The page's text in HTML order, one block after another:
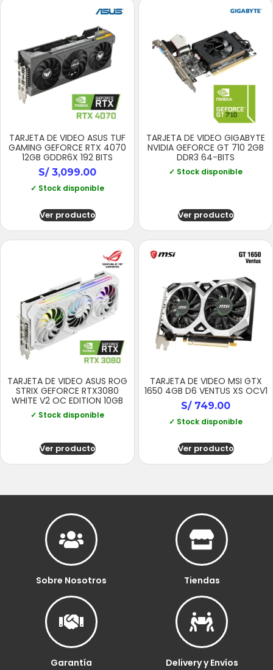
TARJETA DE VIDEO ASUS TUF
GAMING GEFORCE RTX 4070
12GB GDDR6X 192 BITS
S/3,099.00
✓ Stock disponible
Ver producto
TARJETA DE VIDEO GIGABYTE
NVIDIA GEFORCE GT 710 2GB
DDR3 64-BITS
✓ Stock disponible
Ver producto
TARJETA DE VIDEO ASUS ROG
STRIX GEFORCE RTX3080
WHITE V2 OC EDITION 10GB
✓ Stock disponible
Ver producto
TARJETA DE VIDEO MSI GTX
1650 4GB D6 VENTUS XS OCV1
S/749.00
✓ Stock disponible
Ver producto
Sobre Nosotros Tiendas
Garantía Delivery y Envíos